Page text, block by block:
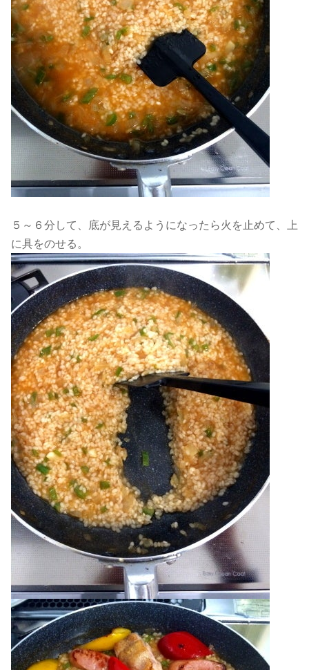
５～６分して、底が見えるようになったら火を止めて、上
に具をのせる。